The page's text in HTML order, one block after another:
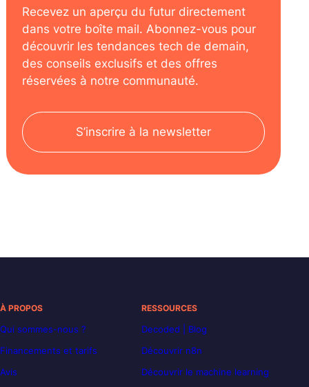
Recevez un aperçu du futur directement
dans votre boîte mail. Abonnez-vous pour
découvrir les tendances tech de demain,
des conseils exclusifs et des offres
réservées à notre communauté.
S’inscrire à la newsletter
À PROPOS
Qui sommes-nous ?
Financements et tarifs
Avis
RESSOURCES
Decoded | Blog
Découvrir n8n
Découvrir le machine learning